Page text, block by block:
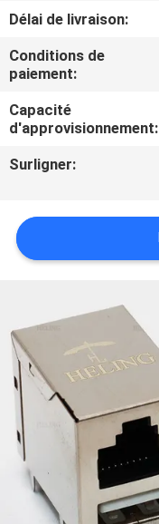
CONTACTEZ-
NOUS
DEMANDEZ
UNE
PLAN
SITE
POLITIQUE
EN
MATIÈRE
DE
PROTECTION
Délai de livraison:
Conditions de
paiement:
Capacité
d'approvisionnement:
Surligner: